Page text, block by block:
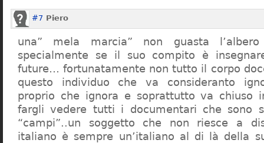
#7 Piero
una” mela marcia” non guasta
specialmente se il suo compito è
future… fortunatamente non tutto il corpo
questo individuo che va consideranto
proprio che ignora e soprattutto va chiuso
fargli vedere tutti i documentari che sono
“campi”..un soggetto che non riesce a
italiano è sempre un’italiano al di là della